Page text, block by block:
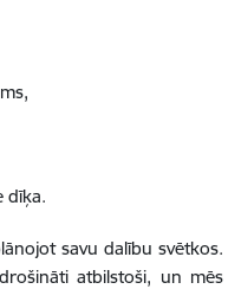
dīķa.
savu dalību svētkos.
atbilstoši, un mēs